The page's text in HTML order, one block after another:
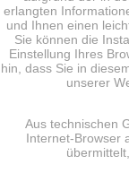
erlangten
und Ihnen einen
Sie können die
Einstellung Ihres
hin, dass Sie in
unserer
Aus technischen
Internet-Browser